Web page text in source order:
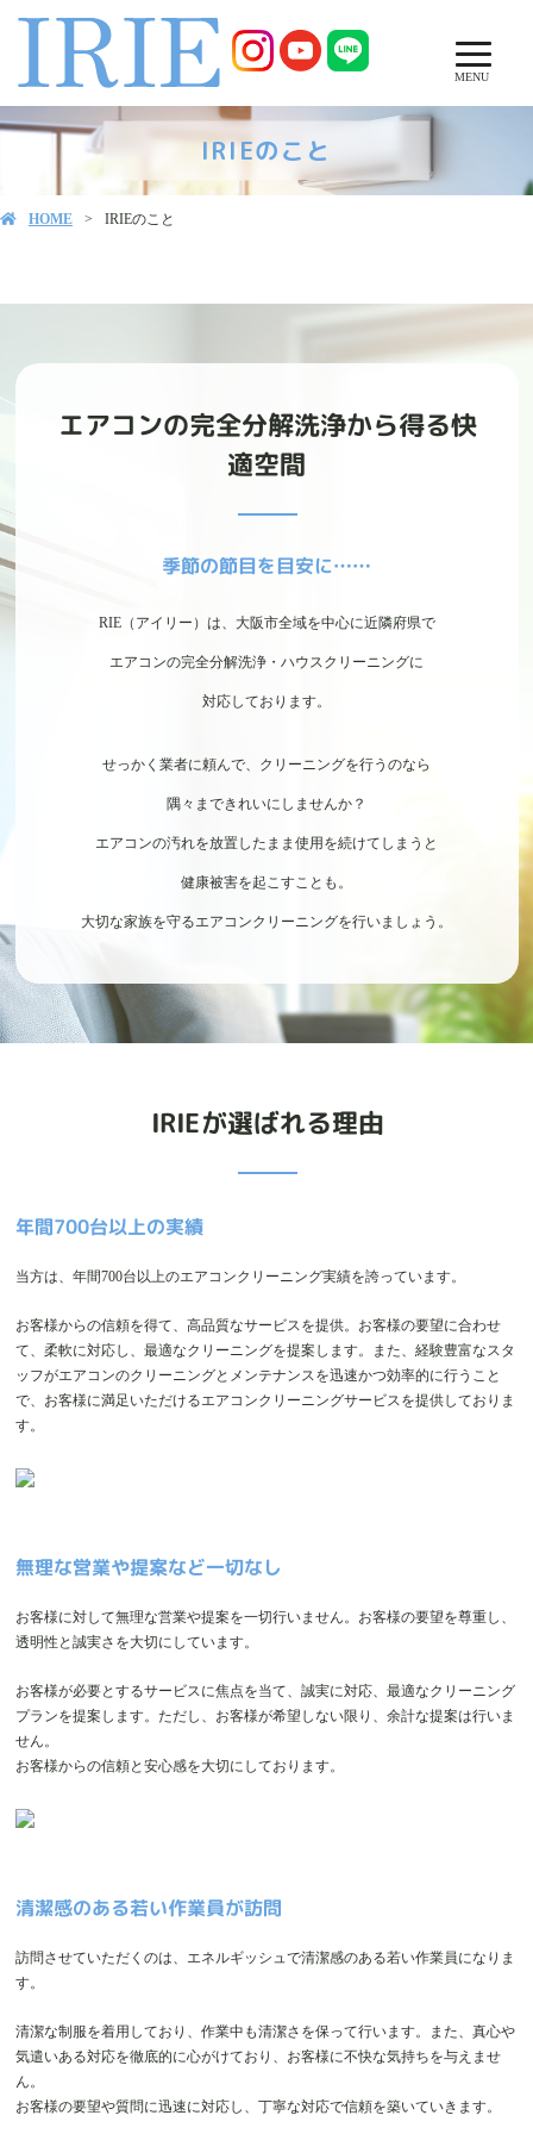
MENU
IRIEのこと
HOME IRIEのこと
エアコンの完全分解洗浄から得る快
適空間
季節の節目を目安に……
RIE（アイリー）は、大阪市全域を中心に近隣府県で
エアコンの完全分解洗浄・ハウスクリーニングに
対応しております。
せっかく業者に頼んで、クリーニングを行うのなら
隅々まできれいにしませんか？
エアコンの汚れを放置したまま使用を続けてしまうと
健康被害を起こすことも。
大切な家族を守るエアコンクリーニングを行いましょう。
IRIEが選ばれる理由
年間700台以上の実績
当方は、年間700台以上のエアコンクリーニング実績を誇っています。
お客様からの信頼を得て、高品質なサービスを提供。お客様の要望に合わせ
て、柔軟に対応し、最適なクリーニングを提案します。また、経験豊富なスタ
ッフがエアコンのクリーニングとメンテナンスを迅速かつ効率的に行うこと
で、お客様に満足いただけるエアコンクリーニングサービスを提供しておりま
す。
無理な営業や提案など一切なし
お客様に対して無理な営業や提案を一切行いません。お客様の要望を尊重し、
透明性と誠実さを大切にしています。
お客様が必要とするサービスに焦点を当て、誠実に対応、最適なクリーニング
プランを提案します。ただし、お客様が希望しない限り、余計な提案は行いま
せん。
お客様からの信頼と安心感を大切にしております。
清潔感のある若い作業員が訪問
訪問させていただくのは、エネルギッシュで清潔感のある若い作業員になりま
す。
清潔な制服を着用しており、作業中も清潔さを保って行います。また、真心や
気遣いある対応を徹底的に心がけており、お客様に不快な気持ちを与えませ
ん。
お客様の要望や質問に迅速に対応し、丁寧な対応で信頼を築いていきます。